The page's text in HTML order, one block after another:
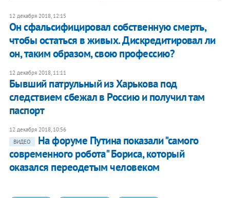
12 декабря 2018, 12:15
Он сфальсифицировал собственную смерть,
чтобы остаться в живых. Дискредитировал ли
он, таким образом, свою профессию?
12 декабря 2018, 11:11
Бывший патрульный из Харькова под
следствием сбежал в Россию и получил там
паспорт
12 декабря 2018, 10:56
ВИДЕО
На форуме Путина показали "самого
современного робота" Бориса, который
оказался переодетым человеком